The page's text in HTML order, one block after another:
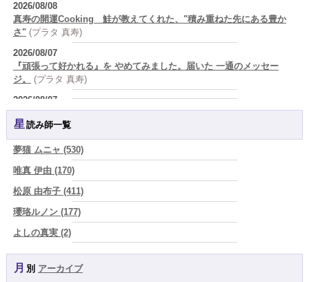
2026/08/08
真寿の開運Cooking 鮭が教えてくれた、"積み重ねた先にある豊か
さ" (プラタ 真寿)
2026/08/07
『頑張って好かれる』を やめてみました。届いた 一通のメッセー
ジ。
(プラタ 真寿)
2026/08/07
2026年8月8日 甲寅――自分の軸を持ちながら、世界と対話する日 (あ
ぐり)
2026/08/07
新しいことに触れると、自分の中の回路がひらく｜好奇心を持ち続け
る楽しさ (美月マーシャ)
2026/08/07
2026年8月7日 癸丑 自分を消さずに、調和を育てる日
2026/08/07
時間は前に進んでいく。後悔は消せないけれど未来を変えていくこと
ができる (真巳華 - Mamika -)
2026/08/07
星読み師一覧
夢猫 ムニャ (530)
唯真 伊由 (170)
松原 由布子 (411)
瓔珞ルノン (177)
よしの真実 (2)
YOSHIKI (58)
よみ (39)
月別 アーカイブ